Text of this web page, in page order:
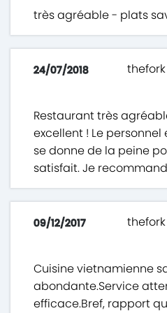
très agréable - plats
24/07/2018 thefork
Restaurant très
excellent ! Le
se donne de la peine
satisfait. Je
09/12/2017 thefork
Cuisine vietnamienne
abondante.Service
efficace.Bref, rapport